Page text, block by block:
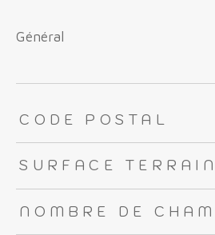
général
TRAD_ZEPHYR_Caracteristique
CODE POSTAL
SURFACE TERRAIN
NOMBRE DE